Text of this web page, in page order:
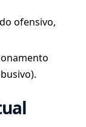
ofensivo,